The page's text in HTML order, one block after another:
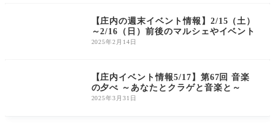
【庄内の週末イベント情報】2/15（土）
～2/16（日）前後のマルシェやイベント
2025年2月14日
【庄内イベント情報5/17】第67回 音楽
の夕べ ～あなたとクラゲと音楽と～
2025年3月31日